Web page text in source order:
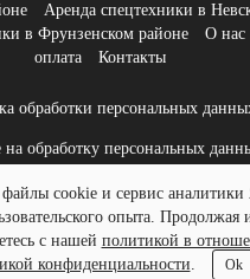
Аренда спецтехники в
в Фрунзенском районе
О нас
оплата
Контакты
обработки персональных
на обработку персональных
использования файлов cookies
- ООО "ГК "Северный
сайтов«Веб Сервис
cookie и сервис
опыта. Продолжая
с нашей политикой в
конфиденциальности. Ok